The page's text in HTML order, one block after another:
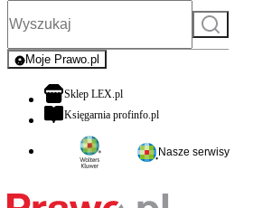
Szukaj
Moje Prawo.pl
- rejestracja i logowanie do serwisu
Sklep LEX.plotwiera się w nowej karcie
Księgarnia profinfo.plotwiera się w nowej karcie
Nasze serwisy